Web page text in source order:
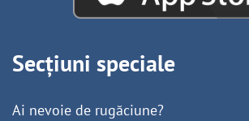
Secțiuni speciale
Ai nevoie de rugăciune?